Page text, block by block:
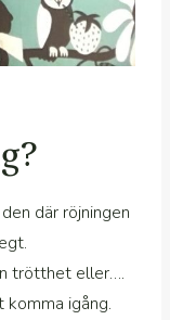
där röjningen
trötthet eller….
komma igång.